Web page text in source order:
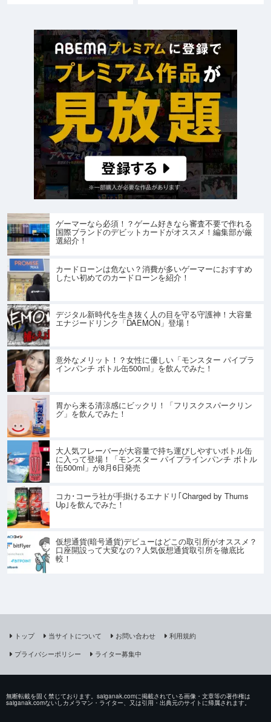
ゲーマーなら必須！？ゲーム好きなら審査不要で作れる
国際ブランドのデビットカードがオススメ！編集部が厳
選紹介！
カードローンは危ない？消費が多いゲーマーにおすすめ
したい初めてのカードローンを紹介！
デジタル新時代を生き抜く人の目を守る守護神！大容量
エナジードリンク「DAEMON」登場！
意外なメリット！？女性に優しい「モンスター パイプラ
インパンチ ボトル缶500ml」を飲んでみた！
胃から来る清涼感にビックリ！「フリスクスパークリン
グ」を飲んでみた！
大人気フレーバーが大容量で持ち運びしやすいボトル缶
に入って登場！「モンスター パイプラインパンチ ボトル
缶500ml」が8月6日発売
コカ･コーラ社が手掛けるエナドリ｢Charged by Thums
Up｣を飲んでみた！
仮想通貨(暗号通貨)デビューはどこの取引所がオススメ？
口座開設って大変なの？人気仮想通貨取引所を徹底比
較！
トップ 当サイトについて お問い合わせ
利用規約
プライバシーポリシー
ライター募集中
無断転載を固く禁じております。saiganak.comに掲載されている画像・文章等の著作権は
saiganak.comないしカメラマン・ライター、又は引用・出典元のサイトに帰属されます。